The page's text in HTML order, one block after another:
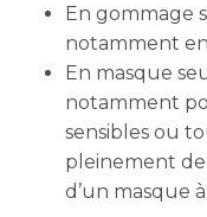
En gommage
notamment
En masque
notamment
sensibles ou
pleinement
d’un masque